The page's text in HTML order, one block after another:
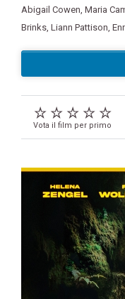
Abigail Cowen Maria
Brinks Liann Pattison
Vota il film per primo